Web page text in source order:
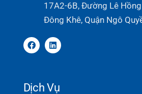
17A2-6B, Đường Lê
Đông Khê, Quận Ngô
Dịch Vụ